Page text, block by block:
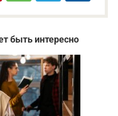
быть интересно